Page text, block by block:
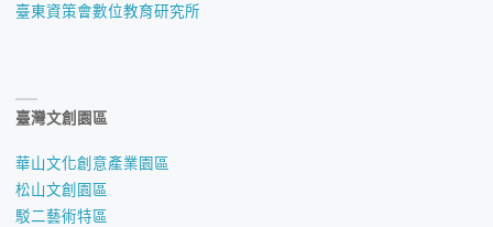
臺東資策會數位教育研究所
臺灣文創園區
華山文化創意產業園區
松山文創園區
駁二藝術特區